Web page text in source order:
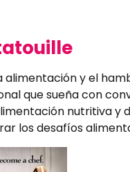
alimentación y el
que sueña con
nutritiva y
los desafíos